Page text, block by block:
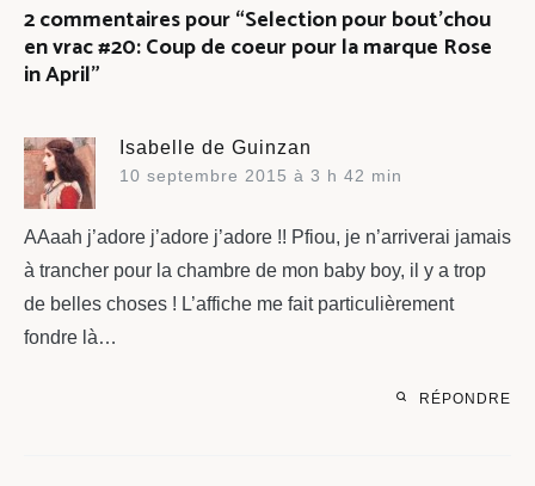
2 commentaires pour “Selection pour bout’chou
en vrac #20: Coup de coeur pour la marque Rose
in April”
Isabelle de Guinzan
10 septembre 2015 à 3 h 42 min
AAaah j’adore j’adore j’adore !! Pfiou, je n’arriverai jamais
à trancher pour la chambre de mon baby boy, il y a trop
de belles choses ! L’affiche me fait particulièrement
fondre là…
RÉPONDRE